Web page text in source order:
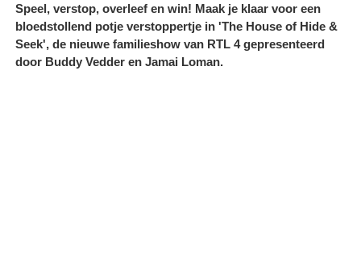
Speel, verstop, overleef en win! Maak je klaar voor een
bloedstollend potje verstoppertje in 'The House of Hide &
Seek', de nieuwe familieshow van RTL 4 gepresenteerd
door Buddy Vedder en Jamai Loman.